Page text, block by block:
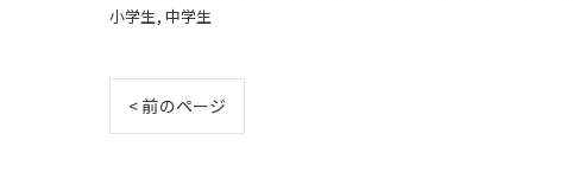
小学生 中学生
< 前のページ